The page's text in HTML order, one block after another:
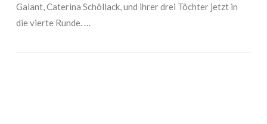
Galant, Caterina Schöllack, und ihrer drei Töchter jetzt in
die vierte Runde. …